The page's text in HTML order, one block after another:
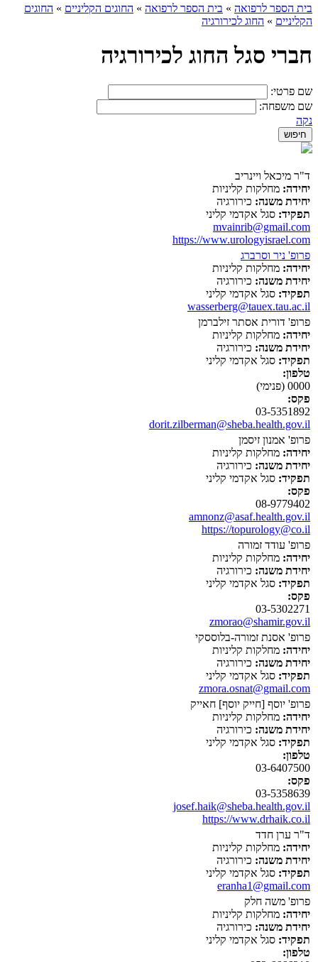
בית הספר לרפואה » בית הספר לרפואה » החוגים הקליניים » החוגים
הקליניים » החוג לכירורגיה
חברי סגל החוג לכירורגיה
שם פרטי:
שם משפחה:
נקה
ד"ר מיכאל ויינריב
יחידה: מחלקות קליניות
יחידת משנה: כירורגיה
תפקיד: סגל אקדמי קליני
mvainrib@gmail.com
https://www.urologyisrael.com
פרופ' ניר וסרברג
יחידה: מחלקות קליניות
יחידת משנה: כירורגיה
תפקיד: סגל אקדמי קליני
wasserberg@tauex.tau.ac.il
פרופ' דורית אסתר זילברמן
יחידה: מחלקות קליניות
יחידת משנה: כירורגיה
תפקיד: סגל אקדמי קליני
טלפון:
0000 (פנימי)
פקס:
03-5351892
dorit.zilberman@sheba.health.gov.il
פרופ' אמנון זיסמן
יחידה: מחלקות קליניות
יחידת משנה: כירורגיה
תפקיד: סגל אקדמי קליני
פקס:
08-9779402
amnonz@asaf.health.gov.il
https://topurology@co.il
פרופ' עודד זמורה
יחידה: מחלקות קליניות
יחידת משנה: כירורגיה
תפקיד: סגל אקדמי קליני
פקס:
03-5302271
zmorao@shamir.gov.il
פרופ' אסנת זמורה-בלוססקי
יחידה: מחלקות קליניות
יחידת משנה: כירורגיה
תפקיד: סגל אקדמי קליני
zmora.osnat@gmail.com
פרופ' יוסף [חייק יוסף] חאייק
יחידה: מחלקות קליניות
יחידת משנה: כירורגיה
תפקיד: סגל אקדמי קליני
טלפון:
03-6407500
פקס:
03-5358639
josef.haik@sheba.health.gov.il
https://www.drhaik.co.il
ד"ר ערן חדד
יחידה: מחלקות קליניות
יחידת משנה: כירורגיה
תפקיד: סגל אקדמי קליני
eranha1@gmail.com
פרופ' משה חלק
יחידה: מחלקות קליניות
יחידת משנה: כירורגיה
תפקיד: סגל אקדמי קליני
טלפון: